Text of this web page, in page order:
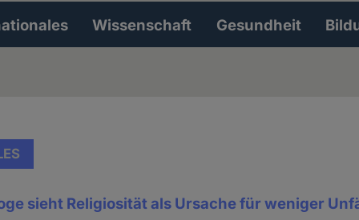
Wissenschaft Gesundheit
sieht Religiosität als Ursache für weniger